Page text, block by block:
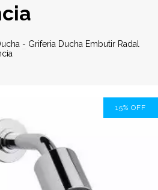
- Griferia Ducha Embutir Radal
15% OFF